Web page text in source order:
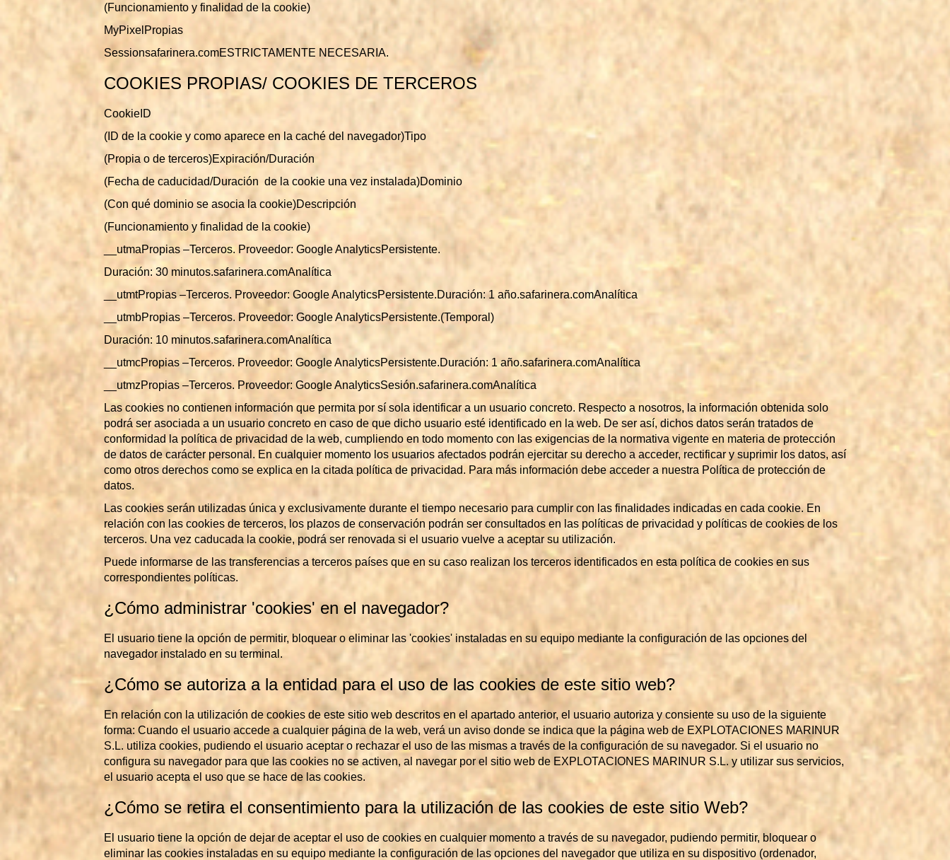
(Funcionamiento y finalidad de la cookie)
MyPixelPropias
Sessionsafarinera.comESTRICTAMENTE NECESARIA.
COOKIES PROPIAS/ COOKIES DE TERCEROS
CookieID
(ID de la cookie y como aparece en la caché del navegador)Tipo
(Propia o de terceros)Expiración/Duración
(Fecha de caducidad/Duración de la cookie una vez instalada)Dominio
(Con qué dominio se asocia la cookie)Descripción
(Funcionamiento y finalidad de la cookie)
__utmaPropias –Terceros. Proveedor: Google AnalyticsPersistente.
Duración: 30 minutos.safarinera.comAnalítica
__utmtPropias –Terceros. Proveedor: Google AnalyticsPersistente.Duración: 1 año.safarinera.comAnalítica
__utmbPropias –Terceros. Proveedor: Google AnalyticsPersistente.(Temporal)
Duración: 10 minutos.safarinera.comAnalítica
__utmcPropias –Terceros. Proveedor: Google AnalyticsPersistente.Duración: 1 año.safarinera.comAnalítica
__utmzPropias –Terceros. Proveedor: Google AnalyticsSesión.safarinera.comAnalítica
Las cookies no contienen información que permita por sí sola identificar a un usuario concreto. Respecto a nosotros, la información obtenida solo
podrá ser asociada a un usuario concreto en caso de que dicho usuario esté identificado en la web. De ser así, dichos datos serán tratados de
conformidad la política de privacidad de la web, cumpliendo en todo momento con las exigencias de la normativa vigente en materia de protección
de datos de carácter personal. En cualquier momento los usuarios afectados podrán ejercitar su derecho a acceder, rectificar y suprimir los datos, así
como otros derechos como se explica en la citada política de privacidad. Para más información debe acceder a nuestra Política de protección de
datos.
Las cookies serán utilizadas única y exclusivamente durante el tiempo necesario para cumplir con las finalidades indicadas en cada cookie. En
relación con las cookies de terceros, los plazos de conservación podrán ser consultados en las políticas de privacidad y políticas de cookies de los
terceros. Una vez caducada la cookie, podrá ser renovada si el usuario vuelve a aceptar su utilización.
Puede informarse de las transferencias a terceros países que en su caso realizan los terceros identificados en esta política de cookies en sus
correspondientes políticas.
¿Cómo administrar 'cookies' en el navegador?
El usuario tiene la opción de permitir, bloquear o eliminar las 'cookies' instaladas en su equipo mediante la configuración de las opciones del
navegador instalado en su terminal.
¿Cómo se autoriza a la entidad para el uso de las cookies de este sitio web?
En relación con la utilización de cookies de este sitio web descritos en el apartado anterior, el usuario autoriza y consiente su uso de la siguiente
forma: Cuando el usuario accede a cualquier página de la web, verá un aviso donde se indica que la página web de EXPLOTACIONES MARINUR
S.L. utiliza cookies, pudiendo el usuario aceptar o rechazar el uso de las mismas a través de la configuración de su navegador. Si el usuario no
configura su navegador para que las cookies no se activen, al navegar por el sitio web de EXPLOTACIONES MARINUR S.L. y utilizar sus servicios,
el usuario acepta el uso que se hace de las cookies.
¿Cómo se retira el consentimiento para la utilización de las cookies de este sitio Web?
El usuario tiene la opción de dejar de aceptar el uso de cookies en cualquier momento a través de su navegador, pudiendo permitir, bloquear o
eliminar las cookies instaladas en su equipo mediante la configuración de las opciones del navegador que utiliza en su dispositivo (ordenador,